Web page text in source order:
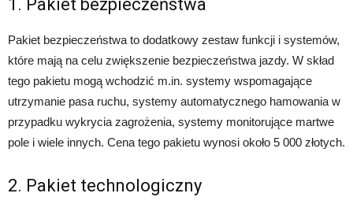
1. Pakiet bezpieczeństwa
Pakiet bezpieczeństwa to dodatkowy zestaw funkcji i systemów,
które mają na celu zwiększenie bezpieczeństwa jazdy. W skład
tego pakietu mogą wchodzić m.in. systemy wspomagające
utrzymanie pasa ruchu, systemy automatycznego hamowania w
przypadku wykrycia zagrożenia, systemy monitorujące martwe
pole i wiele innych. Cena tego pakietu wynosi około 5 000 złotych.
2. Pakiet technologiczny